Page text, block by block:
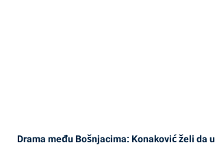
Drama među Bošnjacima: Konaković želi da